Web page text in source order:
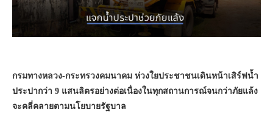
กรมทางหลวง-กระทรวงคมนาคม ห่วงใยประชาชนเดินหน้าเสิร์ฟน้ำ
ประปากว่า 9 แสนลิตรอย่างต่อเนื่องในทุกสถานการณ์จนกว่าภัยแล้ง
จะคลี่คลายตามนโยบายรัฐบาล